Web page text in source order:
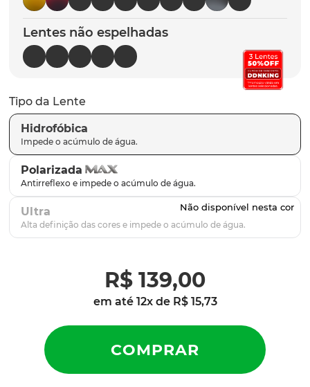
Lentes não espelhadas
Tipo da Lente
Hidrofóbica
Polarizada
Ultra
R$ 139,00
em até 12x de R$ 15,73
t-shock
7º gasket
8º parafusos
10º sutro